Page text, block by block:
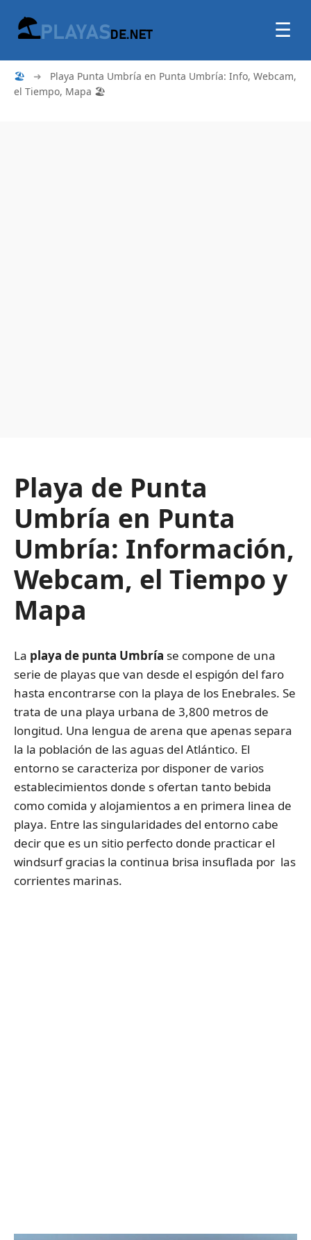
☰
🏖 ➜
Playa Punta Umbría en Punta Umbría: Info, Webcam,
el Tiempo, Mapa 🏖️
Playa de Punta
Umbría en Punta
Umbría: Información,
Webcam, el Tiempo y
Mapa
La playa de punta Umbría se compone de una
serie de playas que van desde el espigón del faro
hasta encontrarse con la playa de los Enebrales. Se
trata de una playa urbana de 3,800 metros de
longitud. Una lengua de arena que apenas separa
la la población de las aguas del Atlántico. El
entorno se caracteriza por disponer de varios
establecimientos donde s ofertan tanto bebida
como comida y alojamientos a en primera linea de
playa. Entre las singularidades del entorno cabe
decir que es un sitio perfecto donde practicar el
windsurf gracias la continua brisa insuflada por las
corrientes marinas.